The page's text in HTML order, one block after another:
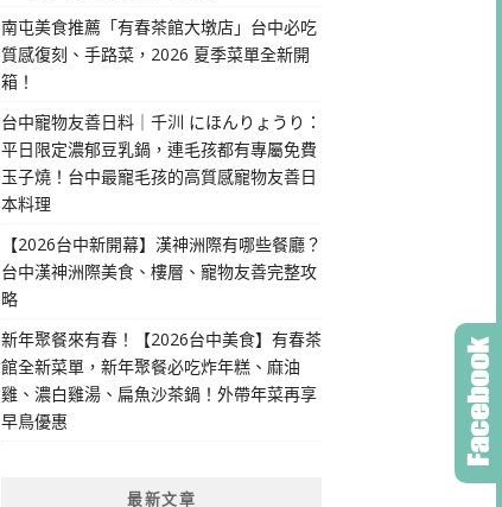
南屯美食推薦「有春茶館大墩店」台中必吃
質感復刻、手路菜，2026 夏季菜單全新開
箱！
台中寵物友善日料｜千汌 にほんりょうり：
平日限定濃郁豆乳鍋，連毛孩都有專屬免費
玉子燒！台中最寵毛孩的高質感寵物友善日
本料理
【2026台中新開幕】漢神洲際有哪些餐廳？
台中漢神洲際美食、樓層、寵物友善完整攻
略
新年聚餐來有春！【2026台中美食】有春茶
館全新菜單，新年聚餐必吃炸年糕、麻油
雞、濃白雞湯、扁魚沙茶鍋！外帶年菜再享
早鳥優惠
最新文章